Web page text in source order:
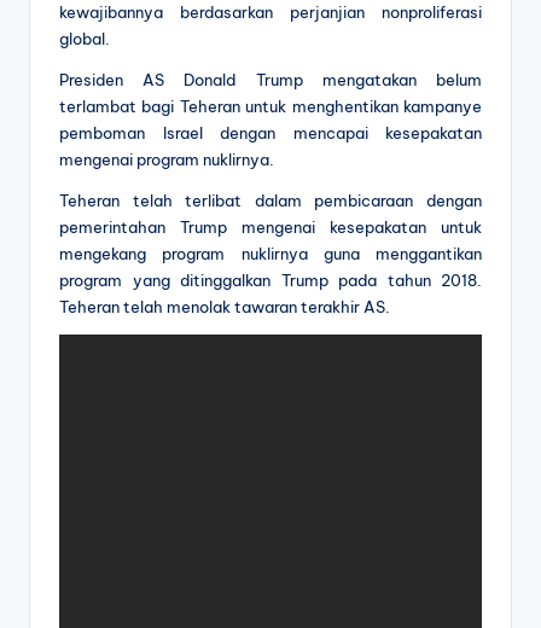
kewajibannya berdasarkan perjanjian nonproliferasi
global.
Presiden AS Donald Trump mengatakan belum
terlambat bagi Teheran untuk menghentikan kampanye
pemboman Israel dengan mencapai kesepakatan
mengenai program nuklirnya.
Teheran telah terlibat dalam pembicaraan dengan
pemerintahan Trump mengenai kesepakatan untuk
mengekang program nuklirnya guna menggantikan
program yang ditinggalkan Trump pada tahun 2018.
Teheran telah menolak tawaran terakhir AS.